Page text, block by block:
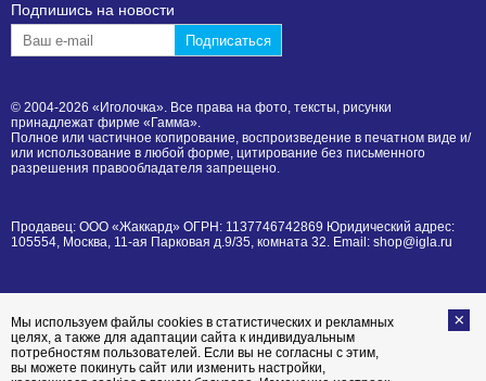
Подпишиcь на новости
© 2004-2026 «Иголочка». Все права на фото, тексты, рисунки
принадлежат фирме «Гамма».
Полное или частичное копирование, воспроизведение в печатном виде и/
или использование в любой форме, цитирование без письменного
разрешения правообладателя запрещено.
Продавец: ООО «Жаккард» ОГРН: 1137746742869 Юридический адрес:
105554, Москва, 11-ая Парковая д.9/35, комната 32. Email: shop@igla.ru
Мы используем файлы cookies в статистических и рекламных
целях, а также для адаптации сайта к индивидуальным
потребностям пользователей. Если вы не согласны с этим,
вы можете покинуть сайт или изменить настройки,